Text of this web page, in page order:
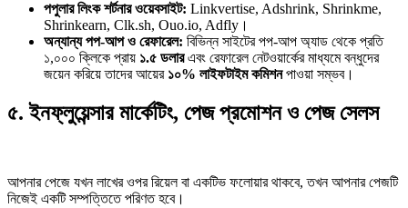
পপুলার লিংক শর্টনার ওয়েবসাইট: Linkvertise, Adshrink, Shrinkme,
Shrinkearn, Clk.sh, Ouo.io, Adfly।
অন্যান্য পপ-আপ ও রেফারেল: বিভিন্ন সাইটের পপ-আপ অ্যাড থেকে প্রতি
১,০০০ ক্লিকে প্রায় ১.৫ ডলারএবং রেফারেল নেটওয়ার্কের মাধ্যমে বন্ধুদের
জয়েন করিয়ে তাদের আয়ের ১০% লাইফটাইম কমিশনপাওয়া সম্ভব।
৫. ইনফ্লুয়েন্সার মার্কেটিং, পেজ প্রমোশন ও পেজ সেলস
আপনার পেজে যখন লাখের ওপর রিয়েল বা একটিভ ফলোয়ার থাকবে, তখন আপনার পেজটি
নিজেই একটি সম্পত্তিতে পরিণত হবে।